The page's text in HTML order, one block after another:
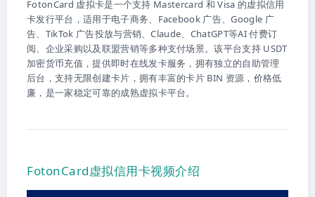
FotonCard 虚拟卡是一个支持 Mastercard 和 Visa 的虚拟信用
卡发行平台，适用于电子商务、Facebook 广告、Google 广
告、TikTok 广告投放与营销、Claude、ChatGPT等AI 付费订
阅、企业采购以及联盟营销等多种支付场景。该平台支持 USDT
加密货币充值，提供即时在线发卡服务，拥有独立的自助管理
后台，支持无限创建卡片，拥有丰富的卡片 BIN 资源，价格低
廉，是一家稳定可靠的成熟虚拟卡平台。
FotonCard虚拟信用卡视频介绍